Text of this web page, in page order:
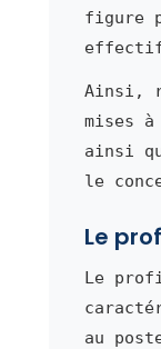
figure
Ainsi,
mises
ainsi
le
Le
Le
au